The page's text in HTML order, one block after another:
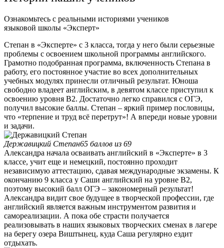
Ознакомьтесь с реальными историями учеников
языковой школы «Эксперт»
Степан в «Эксперте» с 3 класса, тогда у него были серьезные
проблемы с освоением школьной программы английского.
Грамотно подобранная программа, включенность Степана в
работу, его постоянное участие во всех дополнительных
учебных модулях принесли отличный результат. Юноша
свободно владеет английским, в девятом классе приступил к
освоению уровня В2. Достаточно легко справился с ОГЭ,
получил высокие баллы. Степан – яркий пример пословицы,
что «терпение и труд всё перетрут»! А впереди новые уровни
и задачи.
Державицкий Степан65 баллов из 69
Александра начала осваивать английский в «Эксперте» в 3
классе, учит еще и немецкий, постоянно проходит
независимую аттестацию, сдавая международные экзамены. К
окончанию 9 класса у Саши английский на уровне В2,
поэтому высокий балл ОГЭ – закономерный результат!
Александра видит свое будущее в творческой профессии, где
английский является важным инструментом развития и
самореализации. А пока обе страсти получается
реализовывать в наших языковых творческих сменах в лагере
на берегу озера Виштынец, куда Саша регулярно ездит
отдыхать.